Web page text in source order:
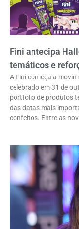
Fini antecipa
temáticos e
A Fini começa a
celebrado em 31 de
portfólio de produtos
das datas mais
confeitos. Entre as